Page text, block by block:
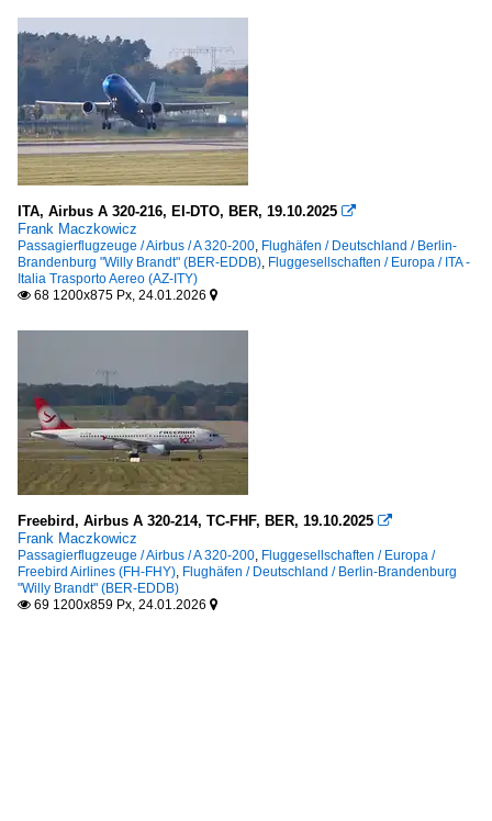
ITA, Airbus A 320-216, EI-DTO, BER, 19.10.2025 
Frank Maczkowicz
Passagierflugzeuge / Airbus / A 320-200 Flughäfen / Deutschland / Berlin-
Brandenburg "Willy Brandt" (BER-EDDB) Fluggesellschaften / Europa / ITA -
Italia Trasporto Aereo (AZ-ITY)
 68 1200x875 Px, 24.01.2026 
Freebird, Airbus A 320-214, TC-FHF, BER, 19.10.2025 
Frank Maczkowicz
Passagierflugzeuge / Airbus / A 320-200 Fluggesellschaften / Europa /
Freebird Airlines (FH-FHY) Flughäfen / Deutschland / Berlin-Brandenburg
"Willy Brandt" (BER-EDDB)
 69 1200x859 Px, 24.01.2026 